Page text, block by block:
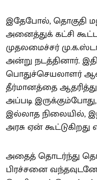
இதேபோல், தொகுதி
அனைத்துக் கட்சி
முதலமைச்சர்
அன்று நடத்தினார்.
பொதுச்செயலாளர்
தீர்மானத்தை
அப்படி
இல்லாத நிலையில்,
அரசு ஏன்
அதைத் தொடர்ந்து
பிரச்சனை